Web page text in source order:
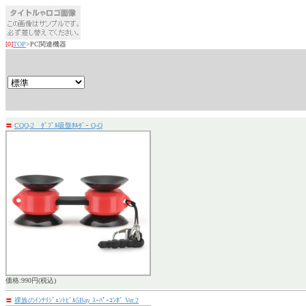
[0]TOP>PC関連機器
〓 CQQ-2 ﾀﾞﾌﾞﾙ吸盤ﾎﾙﾀﾞｰ Q-Q
価格:990円(税込)
〓 裸族のｲﾝﾃﾘｼﾞｪﾝﾄﾋﾞﾙ5Bay ｽｰﾊﾟｰｺﾝﾎﾞ Ver.2